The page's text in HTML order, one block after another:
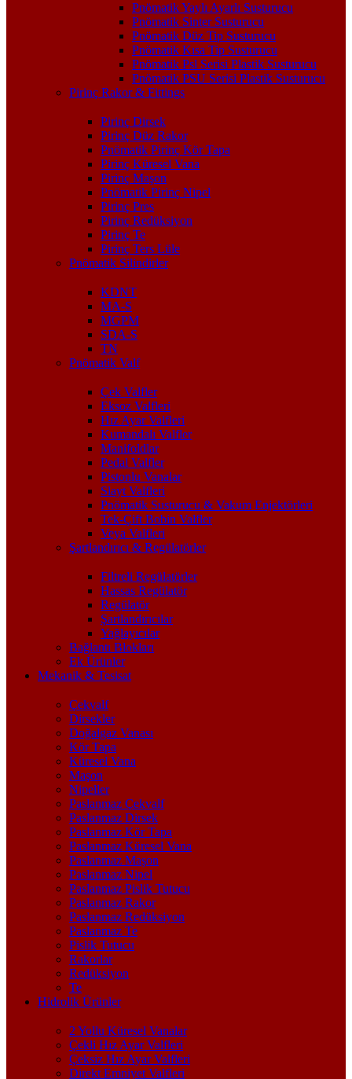
Pnömatik Yaylı Ayarlı Susturucu
Pnömatik Sinter Susturucu
Pnömatik Düz Tip Susturucu
Pnömatik Kısa Tip Susturucu
Pnömatik Psl Serisi Plastik Susturucu
Pnömatik PSU Serisi Plastik Susturucu
Pirinç Rakor & Fittings
Pirinç Dirsek
Pirinç Düz Rakor
Pnömatik Pirinç Kör Tapa
Pirinç Küresel Vana
Pirinç Maşon
Pnömatik Pirinç Nipel
Pirinç Pres
Pirinç Redüksiyon
Pirinç Te
Pirinç Ters Lüle
Pnömatik Silindirler
KDNT
MA-S
MGPM
SDA-S
TN
Pnömatik Valf
Çek Valfler
Eksoz Valfleri
Hız Ayar Valfleri
Kumandalı Valfler
Manifoldlar
Pedal Valfler
Pistonlu Vanalar
Slayt Valfleri
Pnömatik Susturucu & Vakum Enjektörleri
Tek-Çift Bobin Valfler
Veya Valfleri
Şartlandırıcı & Regülatörler
Filtreli Regülatörler
Hassas Regülatör
Regülatör
Şartlandırıcılar
Yağlayıcılar
Bağlantı Blokları
Ek Ürünler
Mekanik & Tesisat
Çekvalf
Dirsekler
Doğalgaz Vanası
Kör Tapa
Küresel Vana
Maşon
Nipeller
Paslanmaz Çekvalf
Paslanmaz Dirsek
Paslanmaz Kör Tapa
Paslanmaz Küresel Vana
Paslanmaz Maşon
Paslanmaz Nipel
Paslanmaz Pislik Tutucu
Paslanmaz Rakor
Paslanmaz Redüksiyon
Paslanmaz Te
Pislik Tutucu
Rakorlar
Redüksiyon
Te
Hidrolik Ürünler
2 Yollu Küresel Vanalar
Çekli Hız Ayar Valfleri
Çeksiz Hız Ayar Valfleri
Direkt Emniyet Valfleri